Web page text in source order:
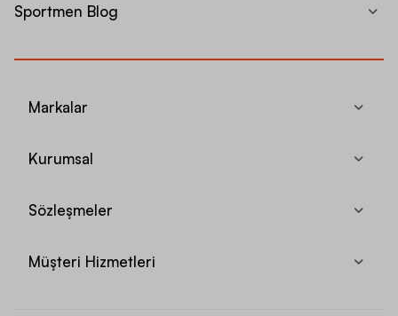
Sportmen Blog
Markalar
Kurumsal
Sözleşmeler
Müşteri Hizmetleri